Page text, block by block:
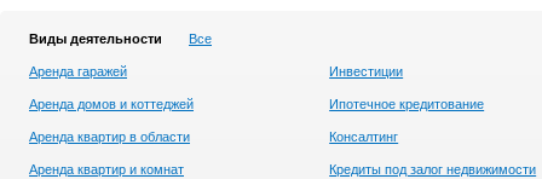
Виды деятельности Все
Аренда гаражей
Аренда домов и коттеджей
Аренда квартир в области
Аренда квартир и комнат
Инвестиции
Ипотечное кредитование
Консалтинг
Кредиты под залог недвижимости